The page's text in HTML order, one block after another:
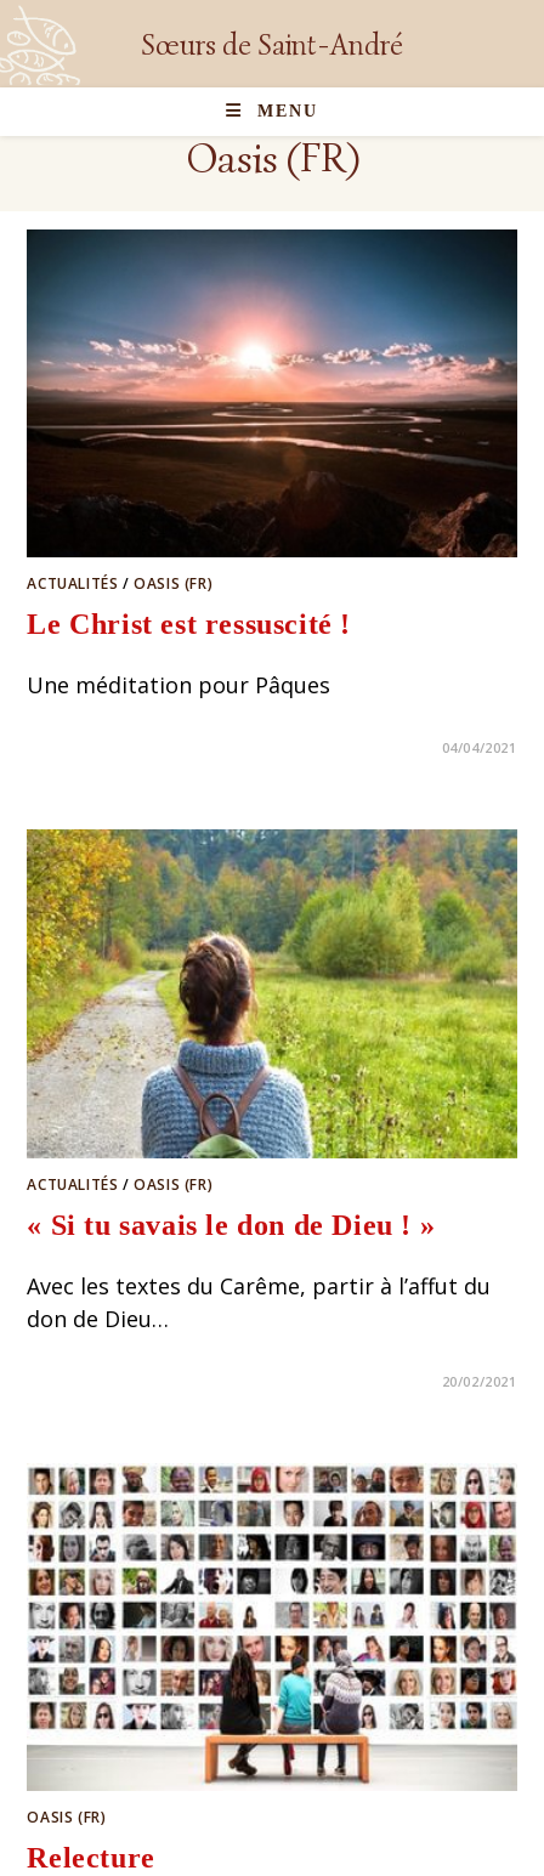
Sœurs de Saint-André
MENU
Oasis (FR)
ACTUALITÉS /OASIS (FR)
Le Christ est ressuscité !
Une méditation pour Pâques
04/04/2021
ACTUALITÉS /OASIS (FR)
« Si tu savais le don de Dieu ! »
Avec les textes du Carême, partir à l’affut du
don de Dieu…
20/02/2021
OASIS (FR)
Relecture